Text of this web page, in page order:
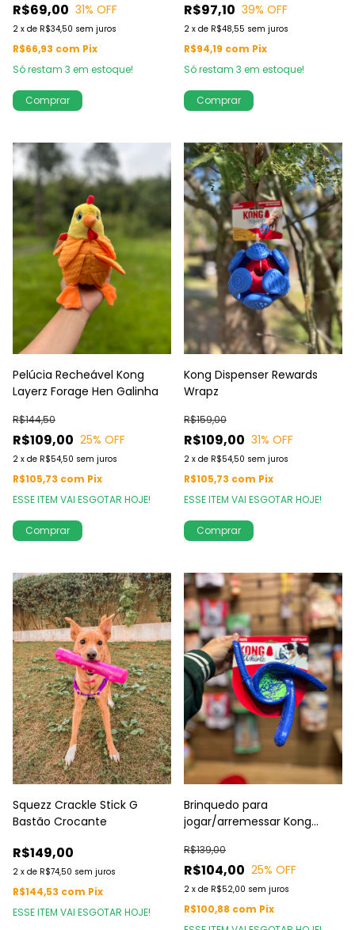
R$69,00 31% OFF
2 x de R$34,50 sem juros
R$66,93 com Pix
Só restam 3 em estoque!
R$97,10 39% OFF
2 x de R$48,55 sem juros
R$94,19 com Pix
Só restam 3 em estoque!
Pelúcia Recheável Kong
Layerz Forage Hen Galinha
R$109,00
R$144,50
25% OFF
2 x de R$54,50 sem juros
R$105,73 com Pix
ESSE ITEM VAI ESGOTAR HOJE!
Kong Dispenser Rewards
Wrapz
R$109,00
R$159,00
31% OFF
2 x de R$54,50 sem juros
R$105,73 com Pix
ESSE ITEM VAI ESGOTAR HOJE!
Squezz Crackle Stick G
Bastão Crocante
R$149,00
2 x de R$74,50 sem juros
R$144,53 com Pix
ESSE ITEM VAI ESGOTAR HOJE!
Brinquedo para
jogar/arremessar Kong
R$104,00
R$139,00
25% OFF
2 x de R$52,00 sem juros
R$100,88 com Pix